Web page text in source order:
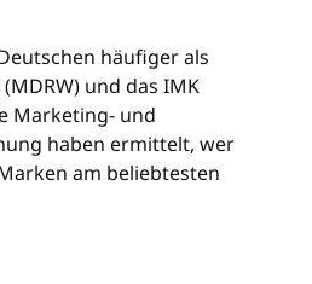
häufiger als
und das IMK
Marketing- und
haben ermittelt, wer
am beliebtesten